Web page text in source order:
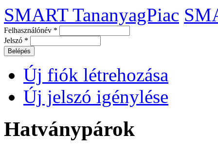
SMART TananyagPiac
Felhasználónév *
Jelszó *
Új fiók létrehozása
Új jelszó igénylése
Hatványpárok